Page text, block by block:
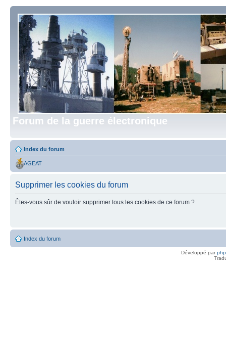
Forum de la guerre électronique
Index du forum
AGEAT
Supprimer les cookies du forum
Êtes-vous sûr de vouloir supprimer tous les cookies de ce forum ?
Index du forum
Développé par